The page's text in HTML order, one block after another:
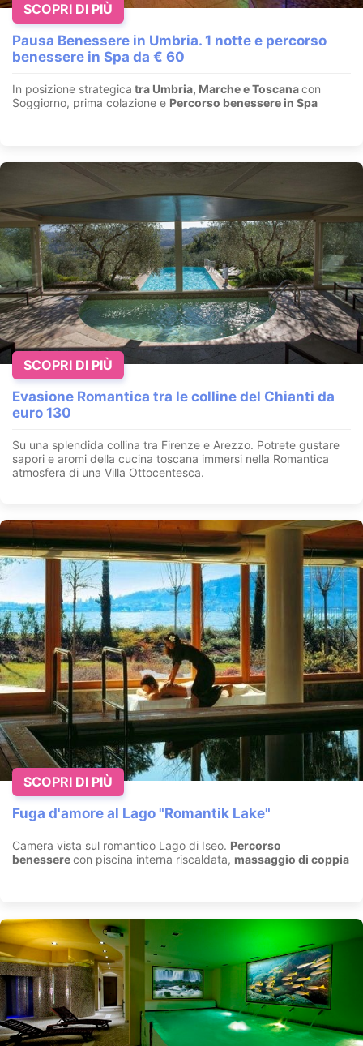
Pausa Benessere in Umbria. 1 notte e percorso
benessere in Spa da € 60
In posizione strategica tra Umbria, Marche e Toscanacon
Soggiorno, prima colazione e Percorso benessere in Spa
SCOPRI DI PIÙ
Evasione Romantica tra le colline del Chianti da
euro 130
Su una splendida collina tra Firenze e Arezzo. Potrete gustare
sapori e aromi della cucina toscana immersi nella Romantica
atmosfera di una Villa Ottocentesca.
SCOPRI DI PIÙ
Fuga d'amore al Lago "Romantik Lake"
Camera vista sul romantico Lago di Iseo. Percorso
benesserecon piscina interna riscaldata, massaggio di coppia
SCOPRI DI PIÙ